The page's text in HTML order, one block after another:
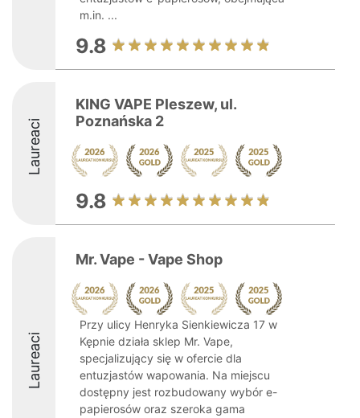
m.in. ...
9.8
Laureaci
KING VAPE Pleszew, ul.
Poznańska 2
9.8
Laureaci
Mr. Vape - Vape Shop
Przy ulicy Henryka Sienkiewicza 17 w
Kępnie działa sklep Mr. Vape,
specjalizujący się w ofercie dla
entuzjastów wapowania. Na miejscu
dostępny jest rozbudowany wybór e-
papierosów oraz szeroka gama